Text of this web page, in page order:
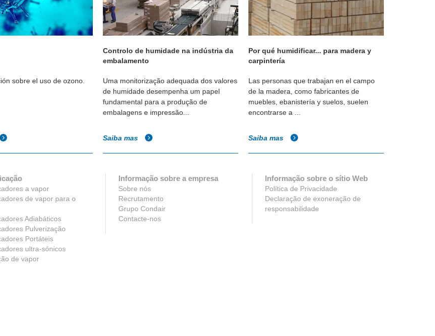
sobre el uso de ozono.
Controlo de humidade na indústria da
embalamento
Uma monitorização adequada dos valores
de humidade desempenha um papel
fundamental para a produção de
embalagens e impressão...
Saiba mas
Por qué humidificar... para madera y
carpintería
Las personas que trabajan en el campo
de la madera, como fabricantes de
muebles, ebanistería y suelos, suelen
encontrarse a ...
Saiba mas
a vapor
de vapor para o
Adiabáticos
Pulverização
Portáteis
ultra-sónicos
de vapor
Informação sobre a empresa
Sobre nós
Recrutamento
Grupo Condair
Contacte-nos
Informação sobre o sítio Web
Política de Privacidade
Declaração de exoneração de
responsabilidade